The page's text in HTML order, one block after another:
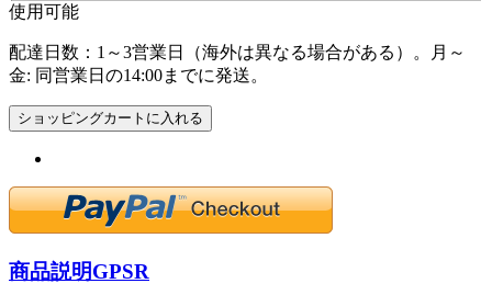
使用可能
配達日数：1～3営業日（海外は異なる場合がある）。月～
金: 同営業日の14:00までに発送。
ショッピングカートに入れる
商品説明GPSR